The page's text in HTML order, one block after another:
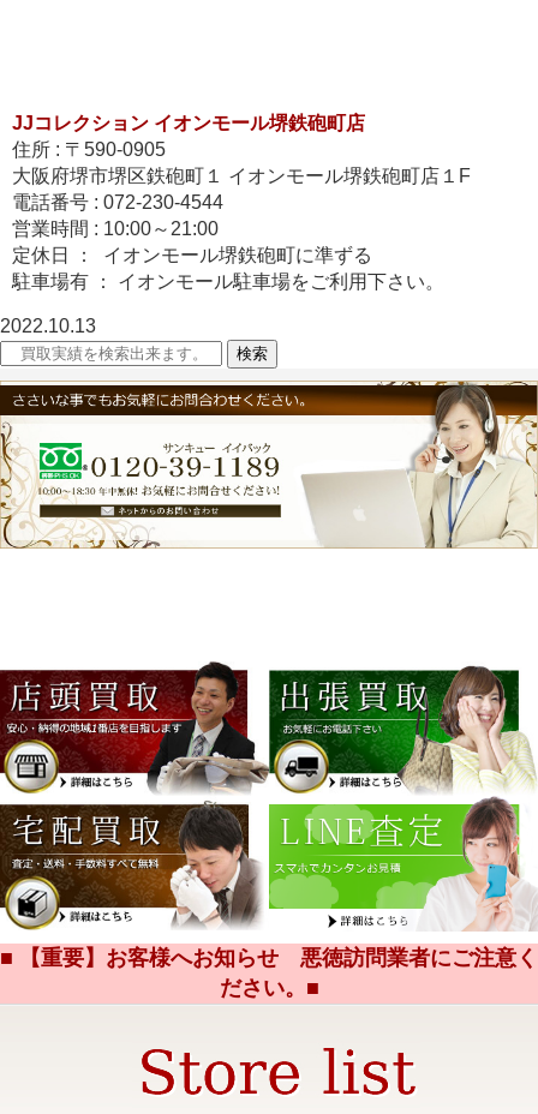
JJコレクション イオンモール堺鉄砲町店
住所 : 〒590-0905
大阪府堺市堺区鉄砲町１ イオンモール堺鉄砲町店１F
電話番号 : 072-230-4544
営業時間 : 10:00～21:00
定休日 ： イオンモール堺鉄砲町に準ずる
駐車場有 ： イオンモール駐車場をご利用下さい。
2022.10.13
■ 【重要】お客様へお知らせ 悪徳訪問業者にご注意く
ださい。■